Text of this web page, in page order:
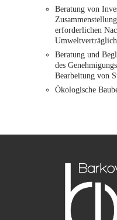
Beratung von
erforderlichen
Beratung und
des
Bearbeitung von
Ökologische